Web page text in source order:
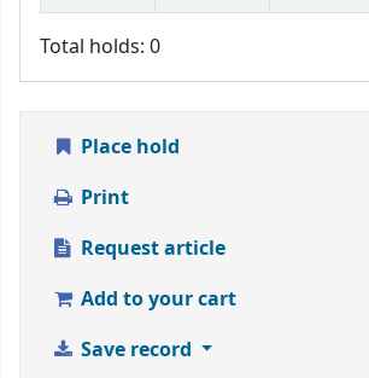
Total holds: 0
Place hold
Print
Request article
Add to your cart
Save record